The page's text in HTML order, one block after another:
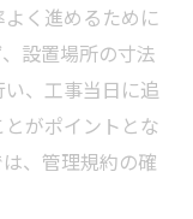
く進めるために
設置場所の寸法
、工事当日に追
がポイントとな
、管理規約の確